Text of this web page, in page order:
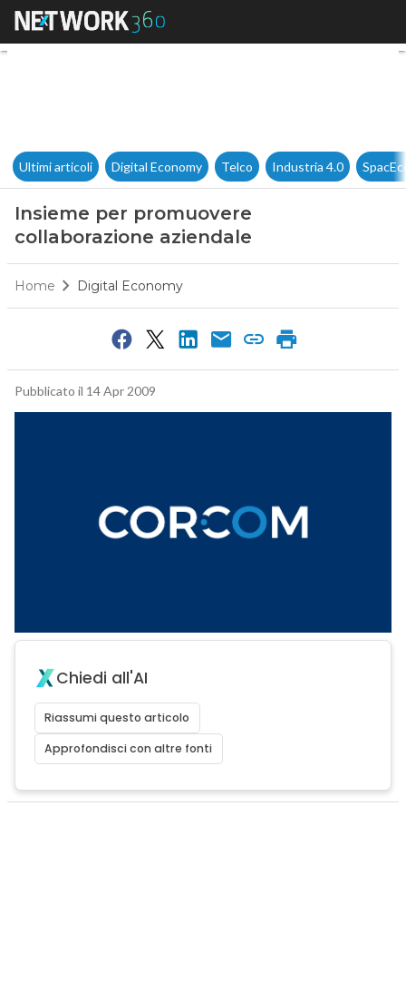
Insieme per promuovere
Ultimi articoli Digital Economy Telco Industria 4.0
Insieme per promuovere
collaborazione aziendale
Home Digital Economy
Pubblicato il 14 Apr 2009
Chiedi all'AI
Riassumi questo articolo
Approfondisci con altre fonti